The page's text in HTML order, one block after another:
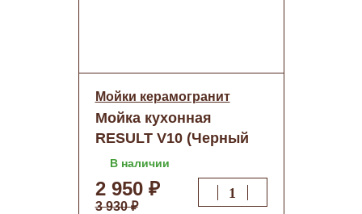
Мойки керамогранит
Мойка кухонная
RESULT V10 (Черный
блеск)+сифон
(570х510) о/н
В наличии
2 950 ₽
3 930 ₽